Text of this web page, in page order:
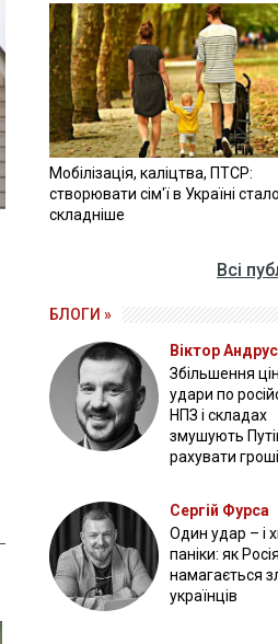
Мобілізація, каліцтва, ПТСР:
створювати сім'ї в Україні стало
складніше
Всі
БЛОГИ »
Віктор
Збільшення
удари по
НПЗ і складах
змушують
рахувати гроші
Сергій Фурса
Один удар – і
паніки: як Росія
намагається
українців